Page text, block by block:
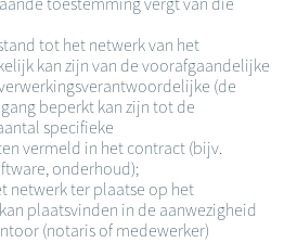
toestemming vergt van die
tot het netwerk van het
kan zijn van de voorafgaandelijke
(de
beperkt kan zijn tot de
specifieke
vermeld in het contract (bijv.
onderhoud);
netwerk ter plaatse op het
plaatsvinden in de aanwezigheid
(notaris of medewerker)